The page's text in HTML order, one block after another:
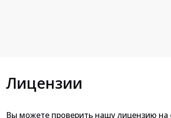
Лицензии
Вы можете проверить нашу лицензию на